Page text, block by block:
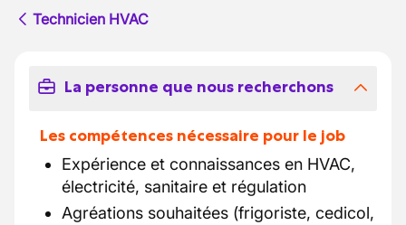
Technicien HVAC
La personne que nous recherchons
Les compétences nécessaire pour le job
Expérience et connaissances en HVAC,
électricité, sanitaire et régulation
Agréations souhaitées (frigoriste, cedicol,